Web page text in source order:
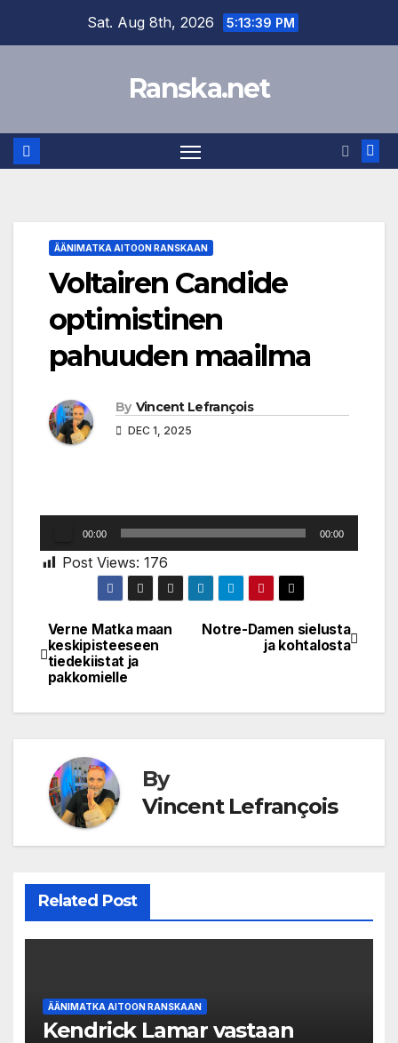
Sat. Aug 8th, 2026 5:13:39 PM
Ranska.net
ÄÄNIMATKA AITOON RANSKAAN
Voltairen Candide
optimistinen
pahuuden maailma
By Vincent Lefrançois
DEC 1, 2025
Player
00:00 00:00
Post Views: 176
Post
navigation
Notre-Damen sielusta
ja kohtalosta
Verne Matka maan
keskipisteeseen
tiedekiistat ja
pakkomielle
By
Vincent Lefrançois
Related Post
ÄÄNIMATKA AITOON RANSKAAN
Kendrick Lamar vastaan